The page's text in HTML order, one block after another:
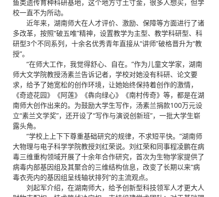
鱼类遗传育种科研基地，这个地方寸土寸金，很多人想买，但学
校一直不为所动。
近年来，湖南师大在人才评价、激励、保障等方面进行了诸
多改革，按照“破五唯”精神，设置教学为主型、教学科研型、科
研型3个不同系列，十余名优秀青年直接从“讲师”破格晋升为“教
授”。
“在师大工作，我觉得舒心、自在。”作为儿童文学家，湖南
师大文学院教授汤素兰告诉记者，学校对她没有科研、论文要
求，给予了她宽松的创作环境，让她始终保持着创作的激情，
《奇迹花园》《阿莲》《犇向绿心》《南村传奇》等，都是在湖
南师大创作出来的。为鼓励大学生写作，汤素兰捐款100万元设
立“素兰文学奖”，还开设了“写作与演说创新班”，一批大学生崭
露头角。
“学校上上下下尊重基础研究的规律，不求短平快。”湖南师
大物理与电子科学学院教授刘红荣说。刘红荣和同事程凌鹏在病
毒三维重构领域开展了十余年合作研究，首次为生物学家提供了
病毒内部基因组及其聚合的三维结构信息，改变了长期以来“病
毒衣壳内的基因组呈线轴状排列”的主流观点。
刘起军介绍，在湖南师大，给予创新型科技领军人才更大人